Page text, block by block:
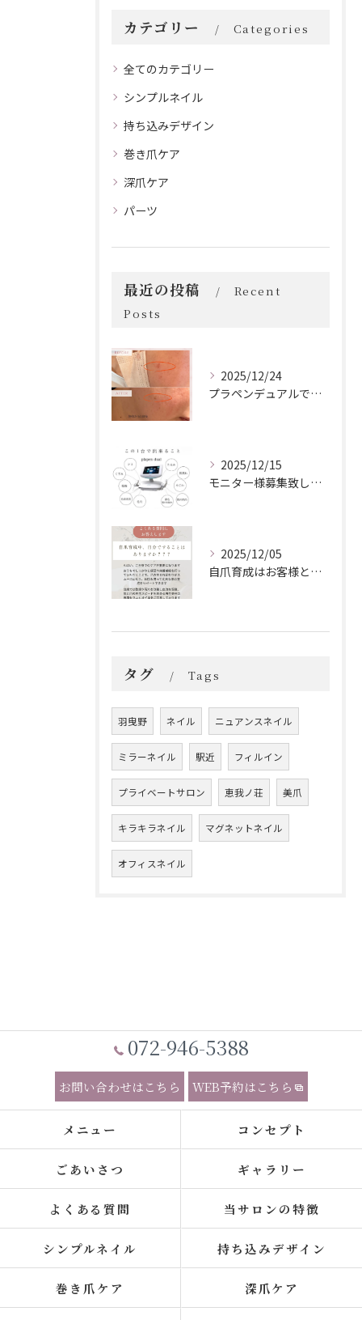
カテゴリー Categories
全てのカテゴリー
シンプルネイル
持ち込みデザイン
巻き爪ケア
深爪ケア
パーツ
最近の投稿
Recent
Posts
2025/12/24
プラペンデュアルでプラズマ照射
2025/12/15
モニター様募集致します！
2025/12/05
自爪育成はお客様とサロンの二人三脚
タグ Tags
羽曳野 ネイル ニュアンスネイル
ミラーネイル 駅近 フィルイン
プライベートサロン 恵我ノ荘 美爪
キラキラネイル マグネットネイル
オフィスネイル
072-946-5388
お問い合わせはこちら WEB予約はこちら
メニュー コンセプト
ごあいさつ ギャラリー
よくある質問 当サロンの特徴
シンプルネイル 持ち込みデザイン
巻き爪ケア 深爪ケア